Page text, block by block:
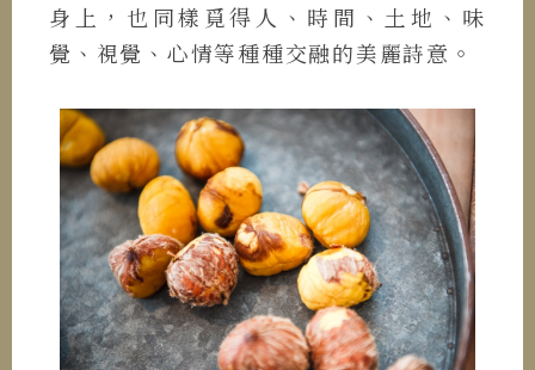
身上，也同樣覓得人、時間、土地、味
覺、視覺、心情等種種交融的美麗詩意。